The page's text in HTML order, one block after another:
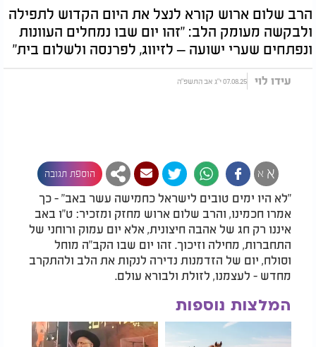
הרב שלום ארוש קורא לנצל את היום הקדוש לתפילה
ולבקשה מעומק הלב: "זהו יום שבו נמחלים העוונות
ונפתחים שערי ישועה – לזיווג, לפרנסה ולשלום בית"
עידו לוי 07.08.25 י"ג אב התשפ"ה
א א הוספת תגובה
"לא היו ימים טובים לישראל כחמישה עשר באב" - כך
אמרו חכמינו, והרב שלום ארוש מחזק ומזכיר: ט"ו באב
איננו רק חג של אהבה חיצונית, אלא יום עמוק ורוחני של
התחברות, מחילה וזיכוך. זהו יום שבו הקב"ה מוחל
וסולח, יום של הזדמנות נדירה לנקות את הלב ולהתקרב
מחדש - לעצמנו, לזולת ולבורא עולם.
המלצות נוספות